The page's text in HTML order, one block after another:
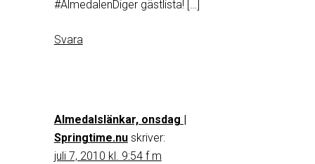
#AlmedalenDiger gästlista! […]
Svara
Almedalslänkar, onsdag |
Springtime.nu skriver:
juli 7, 2010 kl. 9:54 f m